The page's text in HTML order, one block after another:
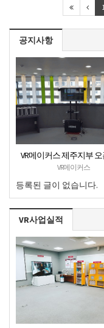
1
공지사항
VR메이커스 제주지부
VR메이커스
등록된 글이 없습니다.
VR사업실적